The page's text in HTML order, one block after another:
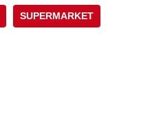
SUPERMARKET